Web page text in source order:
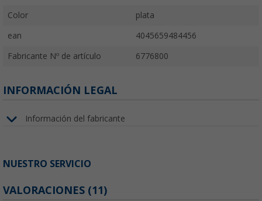
Color plata
ean 4045659484456
Fabricante Nº de artículo 6776800
INFORMACIÓN LEGAL
Información del fabricante
NUESTRO SERVICIO
VALORACIONES (11)